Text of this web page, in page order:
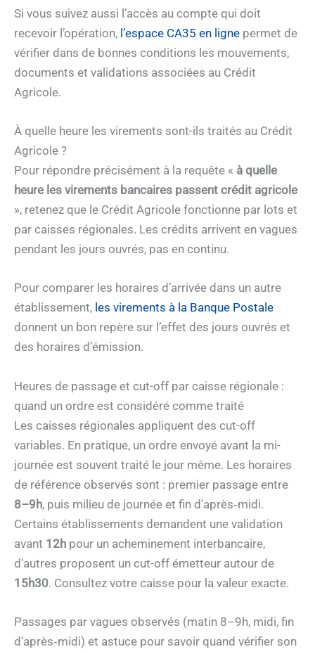
Si vous suivez aussi l’accès au compte qui doit
recevoir l’opération, l’espace CA35 en ligne permet de
vérifier dans de bonnes conditions les mouvements,
documents et validations associées au Crédit
Agricole.
À quelle heure les virements sont-ils traités au Crédit
Agricole ?
Pour répondre précisément à la requête « à quelle
heure les virements bancaires passent crédit agricole
», retenez que le Crédit Agricole fonctionne par lots et
par caisses régionales. Les crédits arrivent en vagues
pendant les jours ouvrés, pas en continu.
Pour comparer les horaires d’arrivée dans un autre
établissement, les virements à la Banque Postale
donnent un bon repère sur l’effet des jours ouvrés et
des horaires d’émission.
Heures de passage et cut-off par caisse régionale :
quand un ordre est considéré comme traité
Les caisses régionales appliquent des cut-off
variables. En pratique, un ordre envoyé avant la mi-
journée est souvent traité le jour même. Les horaires
de référence observés sont : premier passage entre
8–9h, puis milieu de journée et fin d’après‑midi.
Certains établissements demandent une validation
avant 12h pour un acheminement interbancaire,
d’autres proposent un cut-off émetteur autour de
15h30. Consultez votre caisse pour la valeur exacte.
Passages par vagues observés (matin 8–9h, midi, fin
d’après‑midi) et astuce pour savoir quand vérifier son